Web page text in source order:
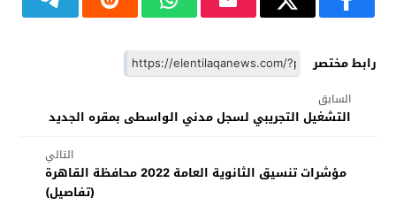
رابط مختصر
السابق
التشغيل التجريبي لسجل مدني الواسطى بمقره الجديد
التالي
مؤشرات تنسيق الثانوية العامة 2022 محافظة القاهرة
(تفاصيل)